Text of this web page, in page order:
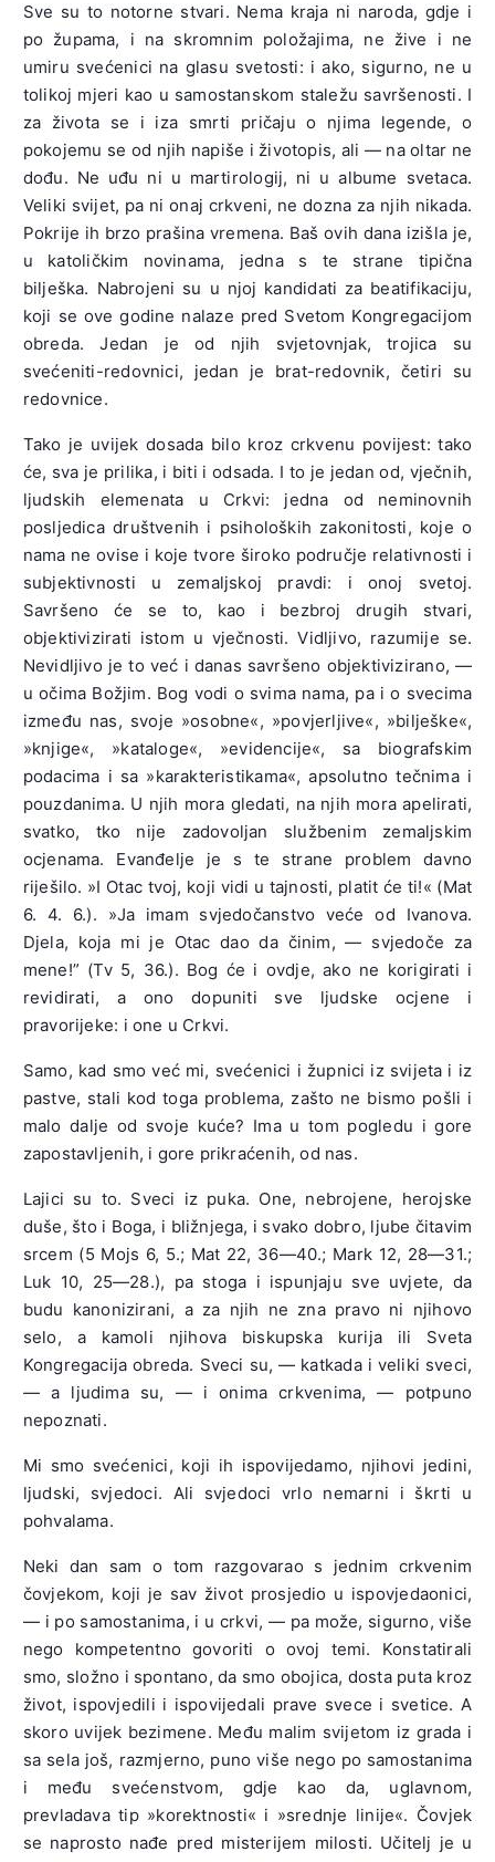
Sve su to notorne stvari. Nema kraja ni naroda, gdje i
po župama, i na skromnim položajima, ne žive i ne
umiru svećenici na glasu svetosti: i ako, sigurno, ne u
tolikoj mjeri kao u samostanskom staležu savršenosti. I
za života se i iza smrti pričaju o njima legende, o
pokojemu se od njih napiše i životopis, ali — na oltar ne
dođu. Ne uđu ni u martirologij, ni u albume svetaca.
Veliki svijet, pa ni onaj crkveni, ne dozna za njih nikada.
Pokrije ih brzo prašina vremena. Baš ovih dana izišla je,
u katoličkim novinama, jedna s te strane tipična
bilješka. Nabrojeni su u njoj kandidati za beatifikaciju,
koji se ove godine nalaze pred Svetom Kongregacijom
obreda. Jedan je od njih svjetovnjak, trojica su
svećeniti-redovnici, jedan je brat-redovnik, četiri su
redovnice.
Tako je uvijek dosada bilo kroz crkvenu povijest: tako
će, sva je prilika, i biti i odsada. I to je jedan od, vječnih,
ljudskih elemenata u Crkvi: jedna od neminovnih
posljedica društvenih i psiholoških zakonitosti, koje o
nama ne ovise i koje tvore široko područje relativnosti i
subjektivnosti u zemaljskoj pravdi: i onoj svetoj.
Savršeno će se to, kao i bezbroj drugih stvari,
objektivizirati istom u vječnosti. Vidljivo, razumije se.
Nevidljivo je to već i danas savršeno objektivizirano, —
u očima Božjim. Bog vodi o svima nama, pa i o svecima
između nas, svoje »osobne«, »povjerljive«, »bilješke«,
»knjige«, »kataloge«, »evidencije«, sa biografskim
podacima i sa »karakteristikama«, apsolutno tečnima i
pouzdanima. U njih mora gledati, na njih mora apelirati,
svatko, tko nije zadovoljan službenim zemaljskim
ocjenama. Evanđelje je s te strane problem davno
riješilo. »I Otac tvoj, koji vidi u tajnosti, platit će ti!« (Mat
6. 4. 6.). »Ja imam svjedočanstvo veće od Ivanova.
Djela, koja mi je Otac dao da činim, — svjedoče za
mene!” (Tv 5, 36.). Bog će i ovdje, ako ne korigirati i
revidirati, a ono dopuniti sve ljudske ocjene i
pravorijeke: i one u Crkvi.
Samo, kad smo već mi, svećenici i župnici iz svijeta i iz
pastve, stali kod toga problema, zašto ne bismo pošli i
malo dalje od svoje kuće? Ima u tom pogledu i gore
zapostavljenih, i gore prikraćenih, od nas.
Lajici su to. Sveci iz puka. One, nebrojene, herojske
duše, što i Boga, i bližnjega, i svako dobro, ljube čitavim
srcem (5 Mojs 6, 5.; Mat 22, 36—40.; Mark 12, 28—31.;
Luk 10, 25—28.), pa stoga i ispunjaju sve uvjete, da
budu kanonizirani, a za njih ne zna pravo ni njihovo
selo, a kamoli njihova biskupska kurija ili Sveta
Kongregacija obreda. Sveci su, — katkada i veliki sveci,
— a ljudima su, — i onima crkvenima, — potpuno
nepoznati.
Mi smo svećenici, koji ih ispovijedamo, njihovi jedini,
ljudski, svjedoci. Ali svjedoci vrlo nemarni i škrti u
pohvalama.
Neki dan sam o tom razgovarao s jednim crkvenim
čovjekom, koji je sav život prosjedio u ispovjedaonici,
— i po samostanima, i u crkvi, — pa može, sigurno, više
nego kompetentno govoriti o ovoj temi. Konstatirali
smo, složno i spontano, da smo obojica, dosta puta kroz
život, ispovjedili i ispovijedali prave svece i svetice. A
skoro uvijek bezimene. Među malim svijetom iz grada i
sa sela još, razmjerno, puno više nego po samostanima
i među svećenstvom, gdje kao da, uglavnom,
prevladava tip »korektnosti« i »srednje linije«. Čovjek
se naprosto nađe pred misterijem milosti. Učitelj je u